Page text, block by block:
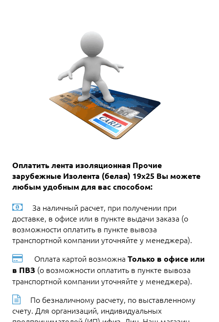
Оплатить лента изоляционная Прочие
зарубежные Изолента (белая) 19х25 Вы можете
любым удобным для вас способом:
За наличный расчет, при получении при
доставке, в офисе или в пункте выдачи заказа (о
возможности оплатить в пункте вывоза
транспортной компании уточняйте у менеджера).
Оплата картой возможна Только в офисе или
в ПВЗ (о возможности оплатить в пункте вывоза
транспортной компании уточняйте у менеджера).
По безналичному расчету, по выставленному
счету. Для организаций, индивидуальных